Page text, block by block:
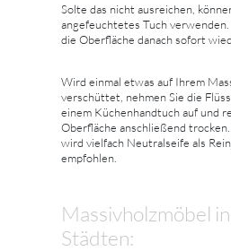
Solte das nicht ausreichen,
angefeuchtetes Tuch verwenden.
die Oberfläche danach sofort
Wird einmal etwas auf Ihrem
verschüttet, nehmen Sie die
einem Küchenhandtuch auf und
Oberfläche anschließend
wird vielfach Neutralseife als
empfohlen.
Massivholzmöbel
Städten: